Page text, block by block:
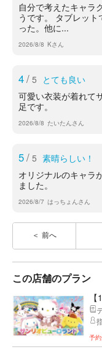
自分で考えたキャラ
うです。 タブレッ
った。他に...
2026/8/8 Kさん
4/ 5 とても良い
可愛い衣装が着れて
足です。
2026/8/8 たいたんさん
5/ 5 素晴らしい！
オリジナルのキャラ
ました。
2026/8/7 はっちょんさん
前へ
この店舗のプラン
予